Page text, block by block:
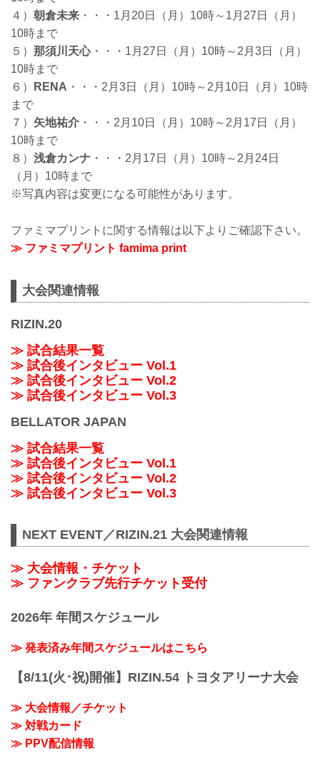
４） 朝倉未来 ・・・1月20日（月）10時～1月27日（月）
10時まで
５） 那須川天心・・・1月27日（月）10時～2月3日（月）
10時まで
６）
RENA ・・・2月3日（月）10時～2月10日（月）10時
まで
７） 矢地祐介 ・・・2月10日（月）10時～2月17日（月）
10時まで
８） 浅倉カンナ ・・・2月17日（月）10時～2月24日
（月）10時まで
※写真内容は変更になる可能性があります。
ファミマプリントに関する情報は以下よりご確認下さい。
≫ ファミマプリント famima print
大会関連情報
RIZIN.20
≫ 試合結果一覧
≫ 試合後インタビュー Vol.1
≫ 試合後インタビュー Vol.2
≫ 試合後インタビュー Vol.3
BELLATOR JAPAN
≫ 試合結果一覧
≫ 試合後インタビュー Vol.1
≫ 試合後インタビュー Vol.2
≫ 試合後インタビュー Vol.3
NEXT EVENT／RIZIN.21 大会関連情報
≫ 大会情報・チケット
≫ ファンクラブ先行チケット受付
2026年 年間スケジュール
≫ 発表済み年間スケジュールはこちら
【8/11(火･祝)開催】RIZIN.54 トヨタアリーナ大会
≫ 大会情報／チケット
≫ 対戦カード
≫ PPV配信情報